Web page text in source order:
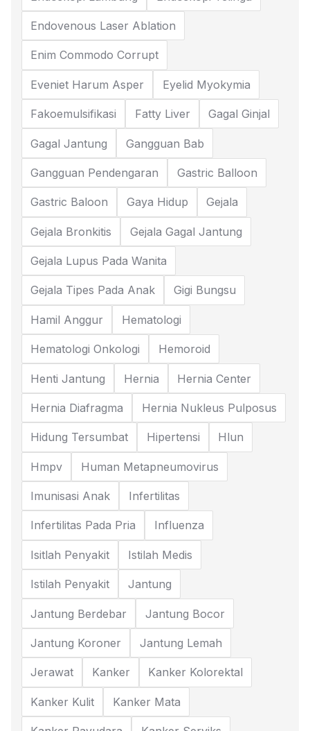
Endovenous Laser Ablation
Enim Commodo Corrupt
Eveniet Harum Asper Eyelid Myokymia
Fakoemulsifikasi Fatty Liver Gagal Ginjal
Gagal Jantung Gangguan Bab
Gangguan Pendengaran Gastric Balloon
Gastric Baloon Gaya Hidup Gejala
Gejala Bronkitis Gejala Gagal Jantung
Gejala Lupus Pada Wanita
Gejala Tipes Pada Anak Gigi Bungsu
Hamil Anggur Hematologi
Hematologi Onkologi Hemoroid
Henti Jantung Hernia Hernia Center
Hernia Diafragma Hernia Nukleus Pulposus
Hidung Tersumbat Hipertensi Hlun
Hmpv Human Metapneumovirus
Imunisasi Anak Infertilitas
Infertilitas Pada Pria Influenza
Isitlah Penyakit Istilah Medis
Istilah Penyakit Jantung
Jantung Berdebar Jantung Bocor
Jantung Koroner Jantung Lemah
Jerawat Kanker Kanker Kolorektal
Kanker Kulit Kanker Mata